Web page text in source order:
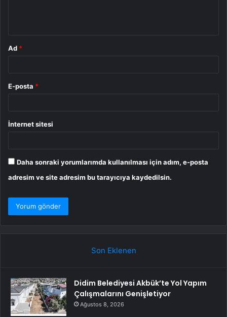
Ad *
E-posta *
İnternet sitesi
Daha sonraki yorumlarımda kullanılması için adım, e-posta
adresim ve site adresim bu tarayıcıya kaydedilsin.
Son Eklenen
Didim Belediyesi Akbük’te Yol Yapım
Çalışmalarını Genişletiyor
Ağustos 8, 2026